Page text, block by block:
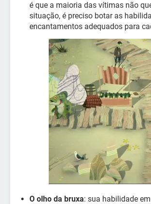
é que a maioria das vítimas não
situação, é preciso botar as
encantamentos adequados para
O olho da bruxa: sua habilidade